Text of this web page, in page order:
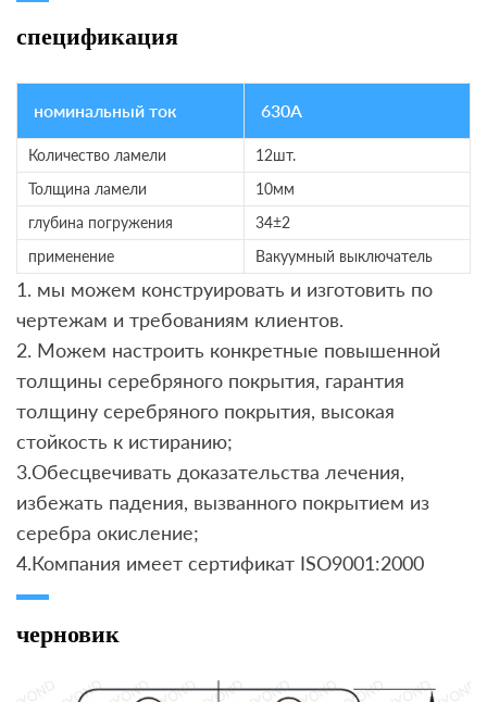
спецификация
номинальный ток 630A
Количество ламели
12шт.
Толщина ламели
10мм
глубина погружения
34±2
применение
Вакуумный выключатель
1. мы можем конструировать и изготовить по
чертежам и требованиям клиентов.
2. Можем настроить конкретные повышенной
толщины серебряного покрытия, гарантия
толщину серебряного покрытия, высокая
стойкость к истиранию;
3.Обесцвечивать доказательства лечения,
избежать падения, вызванного покрытием из
серебра окисление;
4.Компания имеет сертификат ISO9001:2000
черновик